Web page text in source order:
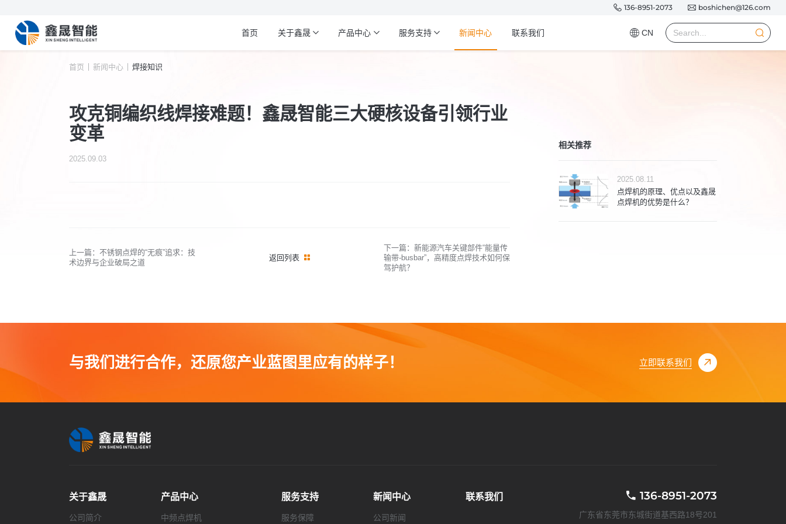
136-8951-2073 boshichen@126.com
CN
首页 关于鑫晟 产品中心 服务支持 新闻中心 联系我们
首页 新闻中心 焊接知识
攻克铜编织线焊接难题！鑫晟智能三大硬核设备引领行业
变革
2025.09.03
上一篇：不锈钢点焊的“无痕”追求：技
术边界与企业破局之道
返回列表
下一篇：新能源汽车关键部件“能量传
输带-busbar”，高精度点焊技术如何保
驾护航？
相关推荐
2025.08.11
点焊机的原理、优点以及鑫晟
点焊机的优势是什么？
与我们进行合作，还原您产业蓝图里应有的样子！ 立即联系我们
136-8951-2073
广东省东莞市东城街道基西路18号201
关于鑫晟
公司简介
产品中心
中频点焊机
服务支持
服务保障
新闻中心
公司新闻
联系我们